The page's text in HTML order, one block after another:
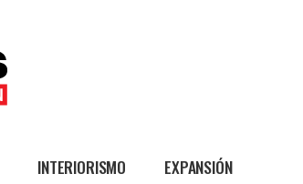
INTERIORISMO EXPANSIÓN